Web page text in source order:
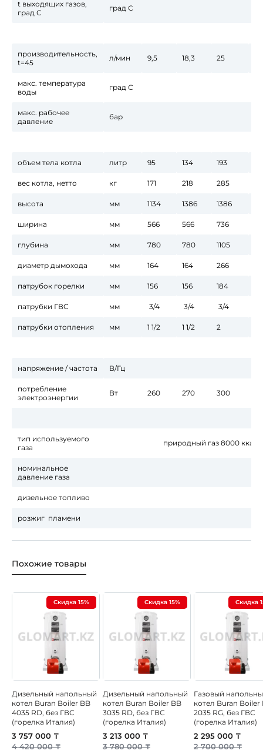
t выходящих газов,
град С
град С
производительность,
t=45
л/мин 9,5 18,3 25
макс. температура
воды
град С
макс. рабочее
давление
бар
объем тела котла литр 95 134 193
вес котла, нетто кг 171 218 285
высота мм 1134 1386 1386
ширина мм 566 566 736
глубина мм 780 780 1105
диаметр дымохода мм 164 164 266
патрубок горелки мм 156 156 184
патрубки ГВС мм 3/4 3/4 3/4
патрубки отопления мм 1 1/2 1 1/2 2
напряжение / частота В/Гц
потребление
электроэнергии
Вт 260 270 300
тип используемого
газа
природный газ 8000
номинальное
давление газа
дизельное топливо
розжиг пламени
Похожие товары
Скидка 15%
Дизельный напольный
котел Buran Boiler BB
4035 RD, без ГВС
(горелка Италия)
3 757 000 ₸
4 420 000 ₸
Скидка 15%
Дизельный напольный
котел Buran Boiler BB
3035 RD, без ГВС
(горелка Италия)
3 213 000 ₸
3 780 000 ₸
Скидка
Газовый
котел Buran Boiler
2035 RG, без ГВС
(горелка Италия)
2 295 000 ₸
2 700 000 ₸